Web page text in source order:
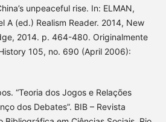
unpeaceful rise. In: ELMAN,
A (ed.) Realism Reader. 2014, New
2014. p. 464-480. Originalmente
105, no. 690 (April 2006):
“Teoria dos Jogos e Relações
dos Debates”. BIB – Revista